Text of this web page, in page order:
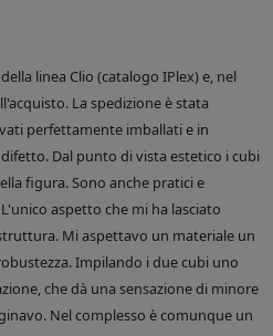
linea Clio (catalogo IPlex) e, nel
La spedizione è stata
perfettamente imballati e in
Dal punto di vista estetico i cubi
figura. Sono anche pratici e
aspetto che mi ha lasciato
Mi aspettavo un materiale un
Impilando i due cubi uno
che dà una sensazione di minore
Nel complesso è comunque un